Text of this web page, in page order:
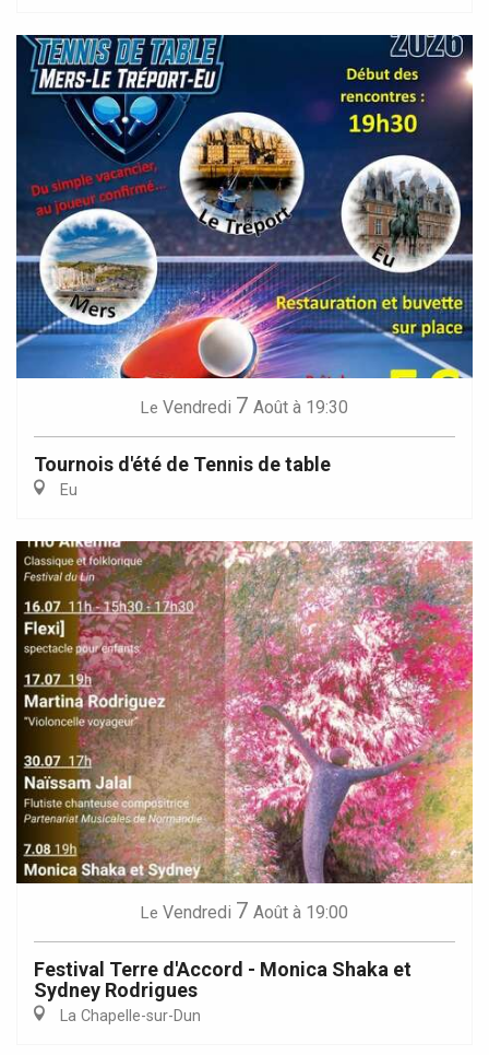
Le Vendredi 7 Août à 19:30
Tournois d'été de Tennis de table
Eu
Le Vendredi 7 Août à 19:00
Festival Terre d'Accord - Monica Shaka et
Sydney Rodrigues
La Chapelle-sur-Dun